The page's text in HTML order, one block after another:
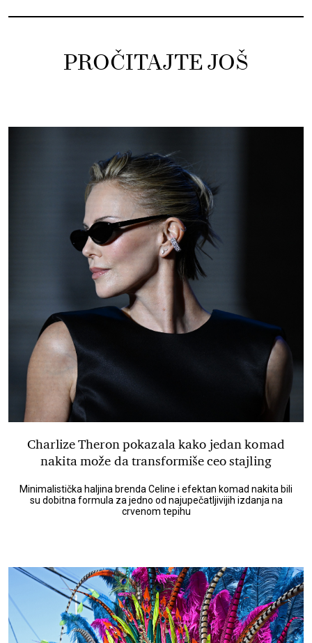
PROČITAJTE JOŠ
Charlize Theron pokazala kako jedan komad
nakita može da transformiše ceo stajling
Minimalistička haljina brenda Celine i efektan komad nakita bili
su dobitna formula za jedno od najupečatljivijih izdanja na
crvenom tepihu